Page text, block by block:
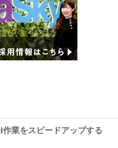
作業をスピードアップする